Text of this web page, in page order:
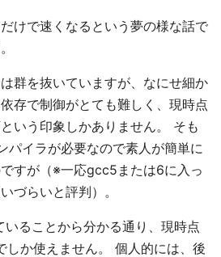
けで速くなるという夢の様な話で
群を抜いていますが、なにせ細か
存で制御がとても難しく、現時点
いう印象しかありません。 そも
パイラが必要なので素人が簡単に
すが（※一応gcc5または6に入っ
づらいと評判）。
ることから分かる通り、現時点
しか使えません。 個人的には、後